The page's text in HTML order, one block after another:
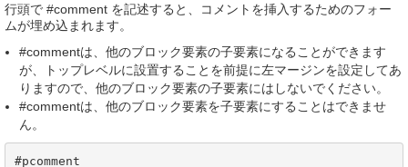
行頭で #comment を記述すると、コメントを挿入するためのフォー
ムが埋め込まれます。
#commentは、他のブロック要素の子要素になることができます
が、トップレベルに設置することを前提に左マージンを設定してあ
りますので、他のブロック要素の子要素にはしないでください。
#commentは、他のブロック要素を子要素にすることはできませ
ん。
#pcomment